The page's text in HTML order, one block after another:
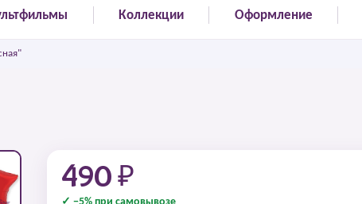
Коллекции Оформление
490 ₽